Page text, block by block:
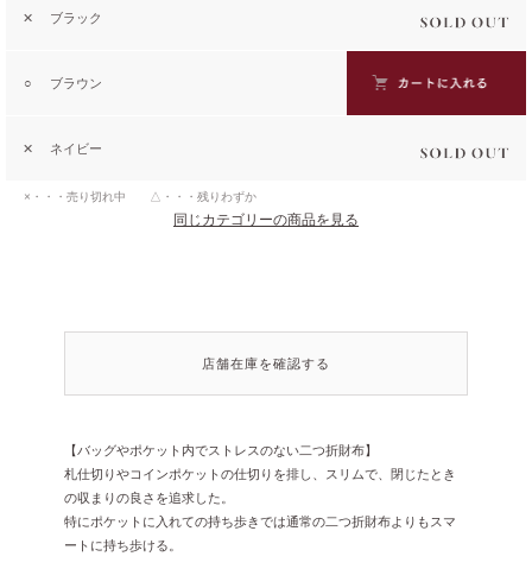
✕ ブラック
○ ブラウン
✕ ネイビー
×・・・売り切れ中 △・・・残りわずか
同じカテゴリーの商品を見る
店舗在庫を確認する
【バッグやポケット内でストレスのない二つ折財布】
札仕切りやコインポケットの仕切りを排し、スリムで、閉じたとき
の収まりの良さを追求した。
特にポケットに入れての持ち歩きでは通常の二つ折財布よりもスマ
ートに持ち歩ける。